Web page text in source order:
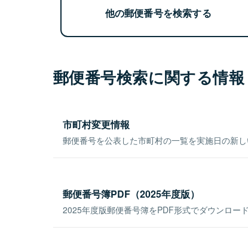
他の郵便番号を検索する
郵便番号検索に関する情報
市町村変更情報
郵便番号を公表した市町村の一覧を実施日の新し
郵便番号簿PDF（2025年度版）
2025年度版郵便番号簿をPDF形式でダウンロード